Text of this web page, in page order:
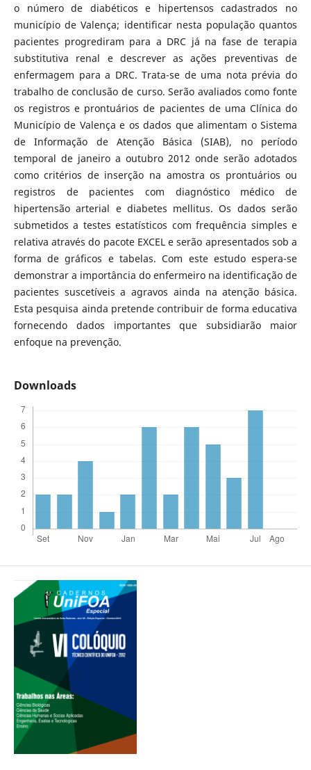
o número de diabéticos e hipertensos cadastrados no
município de Valença; identificar nesta população quantos
pacientes progrediram para a DRC já na fase de terapia
substitutiva renal e descrever as ações preventivas de
enfermagem para a DRC. Trata-se de uma nota prévia do
trabalho de conclusão de curso. Serão avaliados como fonte
os registros e prontuários de pacientes de uma Clínica do
Município de Valença e os dados que alimentam o Sistema
de Informação de Atenção Básica (SIAB), no período
temporal de janeiro a outubro 2012 onde serão adotados
como critérios de inserção na amostra os prontuários ou
registros de pacientes com diagnóstico médico de
hipertensão arterial e diabetes mellitus. Os dados serão
submetidos a testes estatísticos com frequência simples e
relativa através do pacote EXCEL e serão apresentados sob a
forma de gráficos e tabelas. Com este estudo espera-se
demonstrar a importância do enfermeiro na identificação de
pacientes suscetíveis a agravos ainda na atenção básica.
Esta pesquisa ainda pretende contribuir de forma educativa
fornecendo dados importantes que subsidiarão maior
enfoque na prevenção.
Downloads